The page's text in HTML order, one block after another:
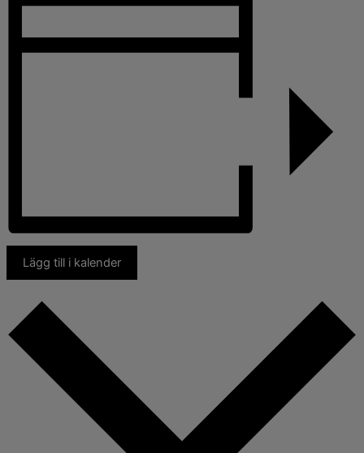
Lägg till i kalender